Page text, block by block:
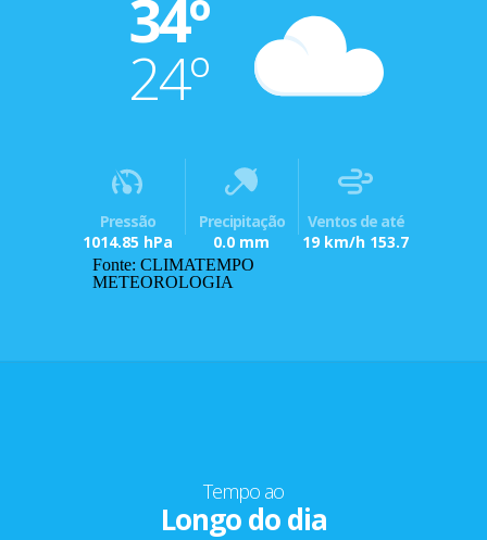
34º
24º
Pressão
1014.85 hPa
Precipitação
0.0 mm
Ventos de até
19 km/h 153.7
Fonte: CLIMATEMPO
METEOROLOGIA
Tempo ao
Longo do dia